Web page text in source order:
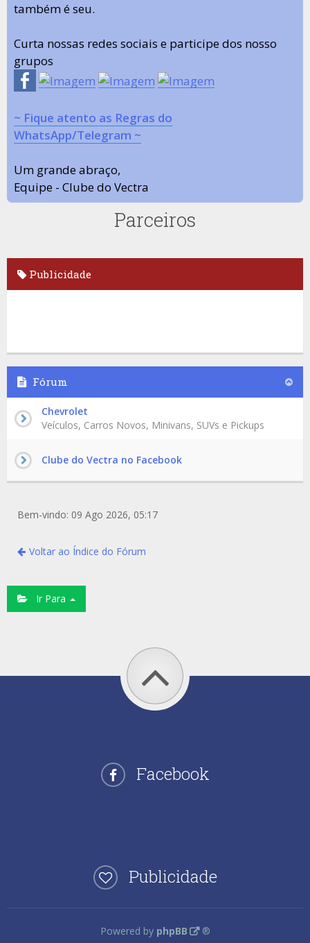
também é seu.
Curta nossas redes sociais e participe dos nosso
grupos
~ Fique atento as Regras do
WhatsApp/Telegram ~
Um grande abraço,
Equipe - Clube do Vectra
Parceiros
Publicidade
Fórum
Chevrolet
Veículos, Carros Novos, Minivans, SUVs e Pickups
Clube do Vectra no Facebook
Bem-vindo: 09 Ago 2026, 05:17
Voltar ao Índice do Fórum
Ir Para
Facebook
Publicidade
Powered by phpBB ®